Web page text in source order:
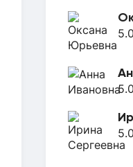
5.0
5.0
5.0